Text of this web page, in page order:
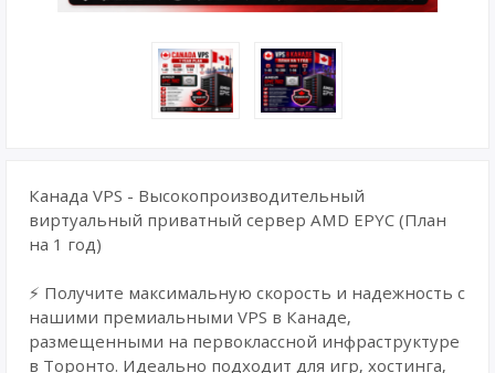
Канада VPS - Высокопроизводительный
виртуальный приватный сервер AMD EPYC (План
на 1 год)
⚡ Получите максимальную скорость и надежность с
нашими премиальными VPS в Канаде,
размещенными на первоклассной инфраструктуре
в Торонто. Идеально подходит для игр, хостинга,